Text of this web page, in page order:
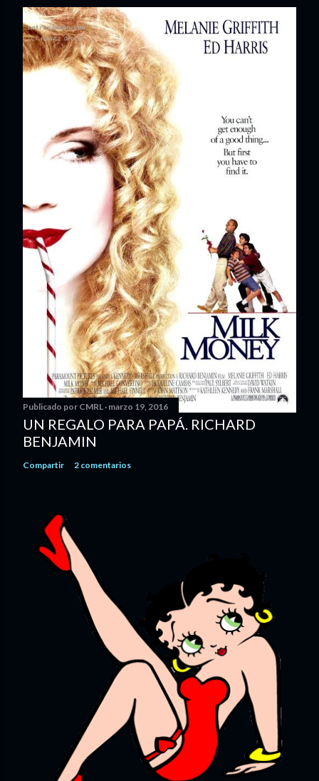
Publicado por CMRL marzo 19, 2016
UN REGALO PARA PAPÁ. RICHARD
BENJAMIN
Compartir 2 comentarios